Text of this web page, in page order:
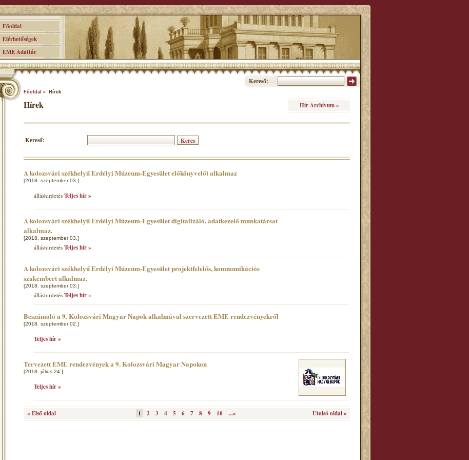
Főoldal
Elérhetőségek
EME Adattár
Kereső:
Főoldal » Hírek
Hírek Hír Archívum »
Kereső:
A kolozsvári székhelyű Erdélyi Múzeum-Egyesület előkönyvelőt alkalmaz
[2018. szeptember 03.]
álláshirdetés Teljes hír »
A kolozsvári székhelyű Erdélyi Múzeum-Egyesület digitalizáló, adatkezelő munkatársat
alkalmaz.
[2018. szeptember 03.]
álláshirdetés Teljes hír »
A kolozsvári székhelyű Erdélyi Múzeum-Egyesület projektfelelős, kommunikációs
szakembert alkalmaz.
[2018. szeptember 03.]
álláshirdetés Teljes hír »
Beszámoló a 9. Kolozsvári Magyar Napok alkalmával szervezett EME rendezvényekről
[2018. szeptember 02.]
Teljes hír »
Tervezett EME rendezvények a 9. Kolozsvári Magyar Napokon
[2018. július 24.]
Teljes hír »
« Első oldal 1 2 3 4 5 6 7 8 9 10 ...» Utolsó oldal »